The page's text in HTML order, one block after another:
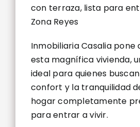
con terraza, lista para
Zona Reyes
Inmobiliaria Casalia pone
esta magnífica vivienda,
ideal para quienes
confort y la tranquilidad
hogar completamente
para entrar a vivir.